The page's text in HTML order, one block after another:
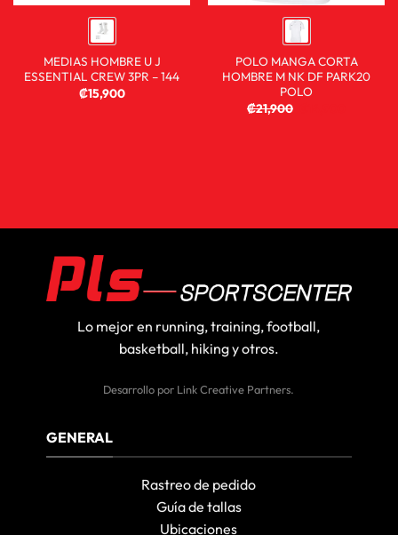
MEDIAS HOMBRE U J
ESSENTIAL CREW 3PR – 144
₡15,900
POLO MANGA CORTA
HOMBRE M NK DF PARK20
POLO
₡21,900
Lo mejor en running, training, football,
basketball, hiking y otros.
Desarrollo por Link Creative Partners.
GENERAL
Rastreo de pedido
Guía de tallas
Ubicaciones